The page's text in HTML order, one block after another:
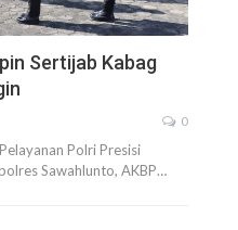
Sertijab Kabag
0
Polri Presisi
Sawahlunto, AKBP…